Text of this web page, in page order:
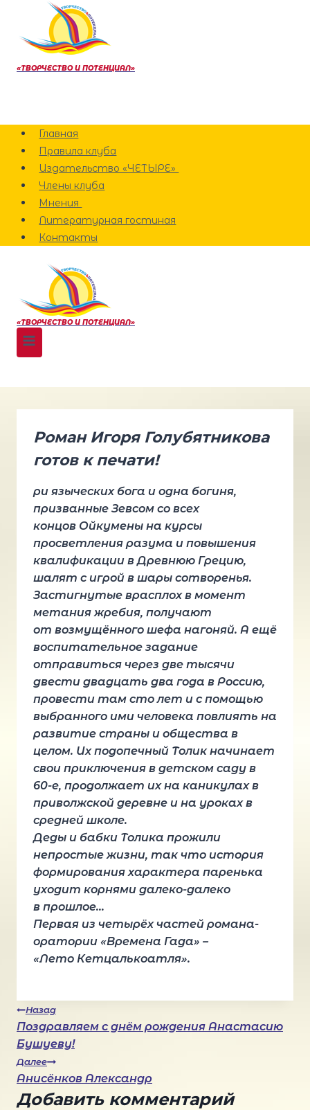
Перейти
содержанию
«ТВОРЧЕСТВО И ПОТЕНЦИАЛ»
Главная
Правила клуба
Издательство «ЧЕТЫРЕ»
Члены клуба
Мнения
Литературная гостиная
Контакты
«ТВОРЧЕСТВО И ПОТЕНЦИАЛ»
Роман Игоря Голубятникова
готов к печати!
ри языческих бога и одна богиня,
призванные Зевсом со всех
концов Ойкумены на курсы
просветления разума и повышения
квалификации в Древнюю Грецию,
шалят с игрой в шары сотворенья.
Застигнутые врасплох в момент
метания жребия, получают
от возмущённого шефа нагоняй. А ещё
воспитательное задание
отправиться через две тысячи
двести двадцать два года в Россию,
провести там сто лет и с помощью
выбранного ими человека повлиять на
развитие страны и общества в
целом. Их подопечный Толик начинает
свои приключения в детском саду в
60-е, продолжает их на каникулах в
приволжской деревне и на уроках в
средней школе.
Деды и бабки Толика прожили
непростые жизни, так что история
формирования характера паренька
уходит корнями далеко-далеко
в прошлое…
Первая из четырёх частей романа-
оратории «Времена Гада» –
«Лето Кетцалькоатля».
Навигация
по
записям
Назад
Поздравляем с днём рождения Анастасию
Бушуеву!
Далее
Анисёнков Александр
Добавить комментарий